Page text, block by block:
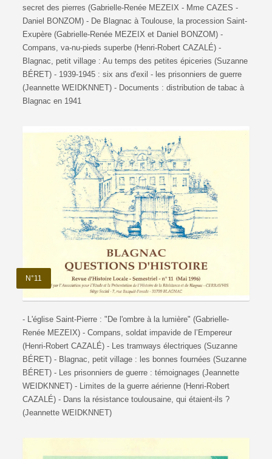
secret des pierres (Gabrielle-Renée MEZEIX - Mme CAZES -
Daniel BONZOM) - De Blagnac à Toulouse, la procession Saint-
Exupère (Gabrielle-Renée MEZEIX et Daniel BONZOM) -
Compans, va-nu-pieds superbe (Henri-Robert CAZALÉ) -
Blagnac, petit village : Au temps des petites épiceries (Suzanne
BÉRET) - 1939-1945 : six ans d'exil - les prisonniers de guerre
(Jeannette WEIDKNNET) - Documents : distribution de tabac à
Blagnac en 1941
N°11
- L'église Saint-Pierre : "De l'ombre à la lumière" (Gabrielle-
Renée MEZEIX) - Compans, soldat impavide de l’Empereur
(Henri-Robert CAZALÉ) - Les tramways électriques (Suzanne
BÉRET) - Blagnac, petit village : les bonnes fournées (Suzanne
BÉRET) - Les prisonniers de guerre : témoignages (Jeannette
WEIDKNNET) - Limites de la guerre aérienne (Henri-Robert
CAZALÉ) - Dans la résistance toulousaine, qui étaient-ils ?
(Jeannette WEIDKNNET)